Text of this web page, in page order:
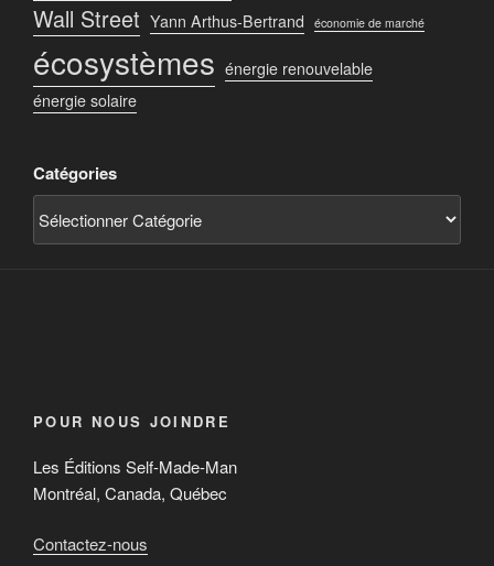
Wall Street Yann Arthus-Bertrand économie de marché
écosystèmes énergie renouvelable
énergie solaire
Catégories
POUR NOUS JOINDRE
Les Éditions Self-Made-Man
Montréal, Canada, Québec
Contactez-nous